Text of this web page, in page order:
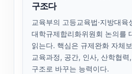
구조다
교육부의 고등교육법·지방대
대학규제합리화위원회 논의를
읽는다. 핵심은 규제완화 자체
교육과정, 공간, 인사, 산학협력
구조로 바꾸는 능력이다.